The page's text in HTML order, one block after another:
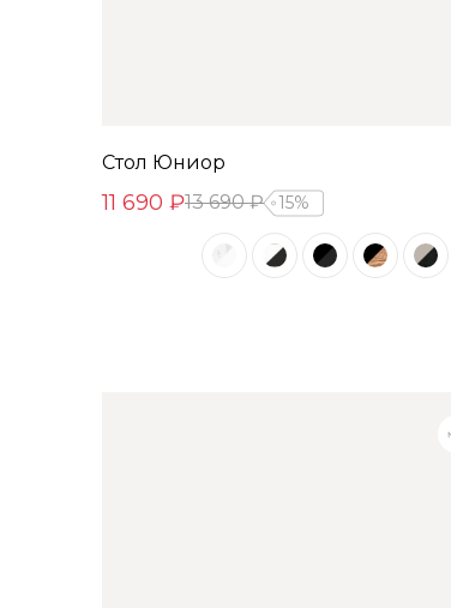
Стол Юниор
11 690 ₽13 690 ₽ 15%